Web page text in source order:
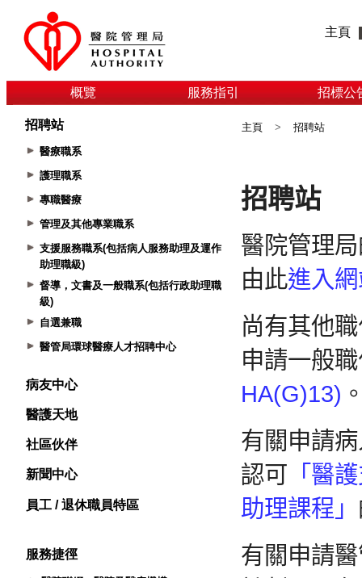
主頁
概覽 服務指引 招標公
招聘站
醫療職系
護理職系
專職醫療
管理及其他專業職系
支援服務職系(包括病人服務助理及運作
助理職級)
督導，文書及一般職系(包括行政助理職
級)
自選兼職
醫管局環球醫療人才招聘中心
病友中心
醫護天地
社區伙伴
新聞中心
員工 / 退休職員特區
服務捷徑
主頁 > 招聘站